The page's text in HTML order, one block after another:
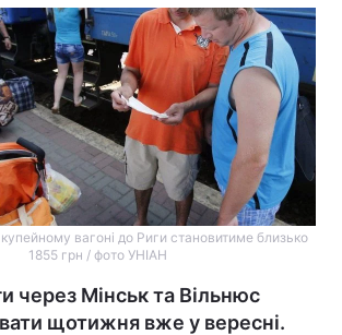
купейному вагоні до Риги становитиме близько
1855 грн / фото УНІАН
через Мінськ та Вільнюс
щотижня вже у вересні.